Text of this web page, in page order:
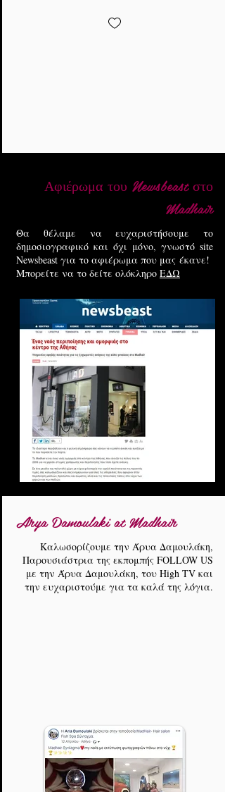
Αφιέρωμα του Newsbeast στο
Madhair
Θα θέλαμε να ευχαριστήσουμε το
δημοσιογραφικό και όχι μόνο, γνωστό site
Newsbeast για το αφιέρωμα που μας έκανε!
Μπορείτε να το δείτε ολόκληρο ΕΔΩ
Arya Damoulaki at Madhair
Καλωσορίζουμε την Άρυα Δαμουλάκη,
Παρουσιάστρια της εκπομπής FOLLOW US
με την Άρυα Δαμουλάκη, του High TV και
την ευχαριστούμε για τα καλά της λόγια.